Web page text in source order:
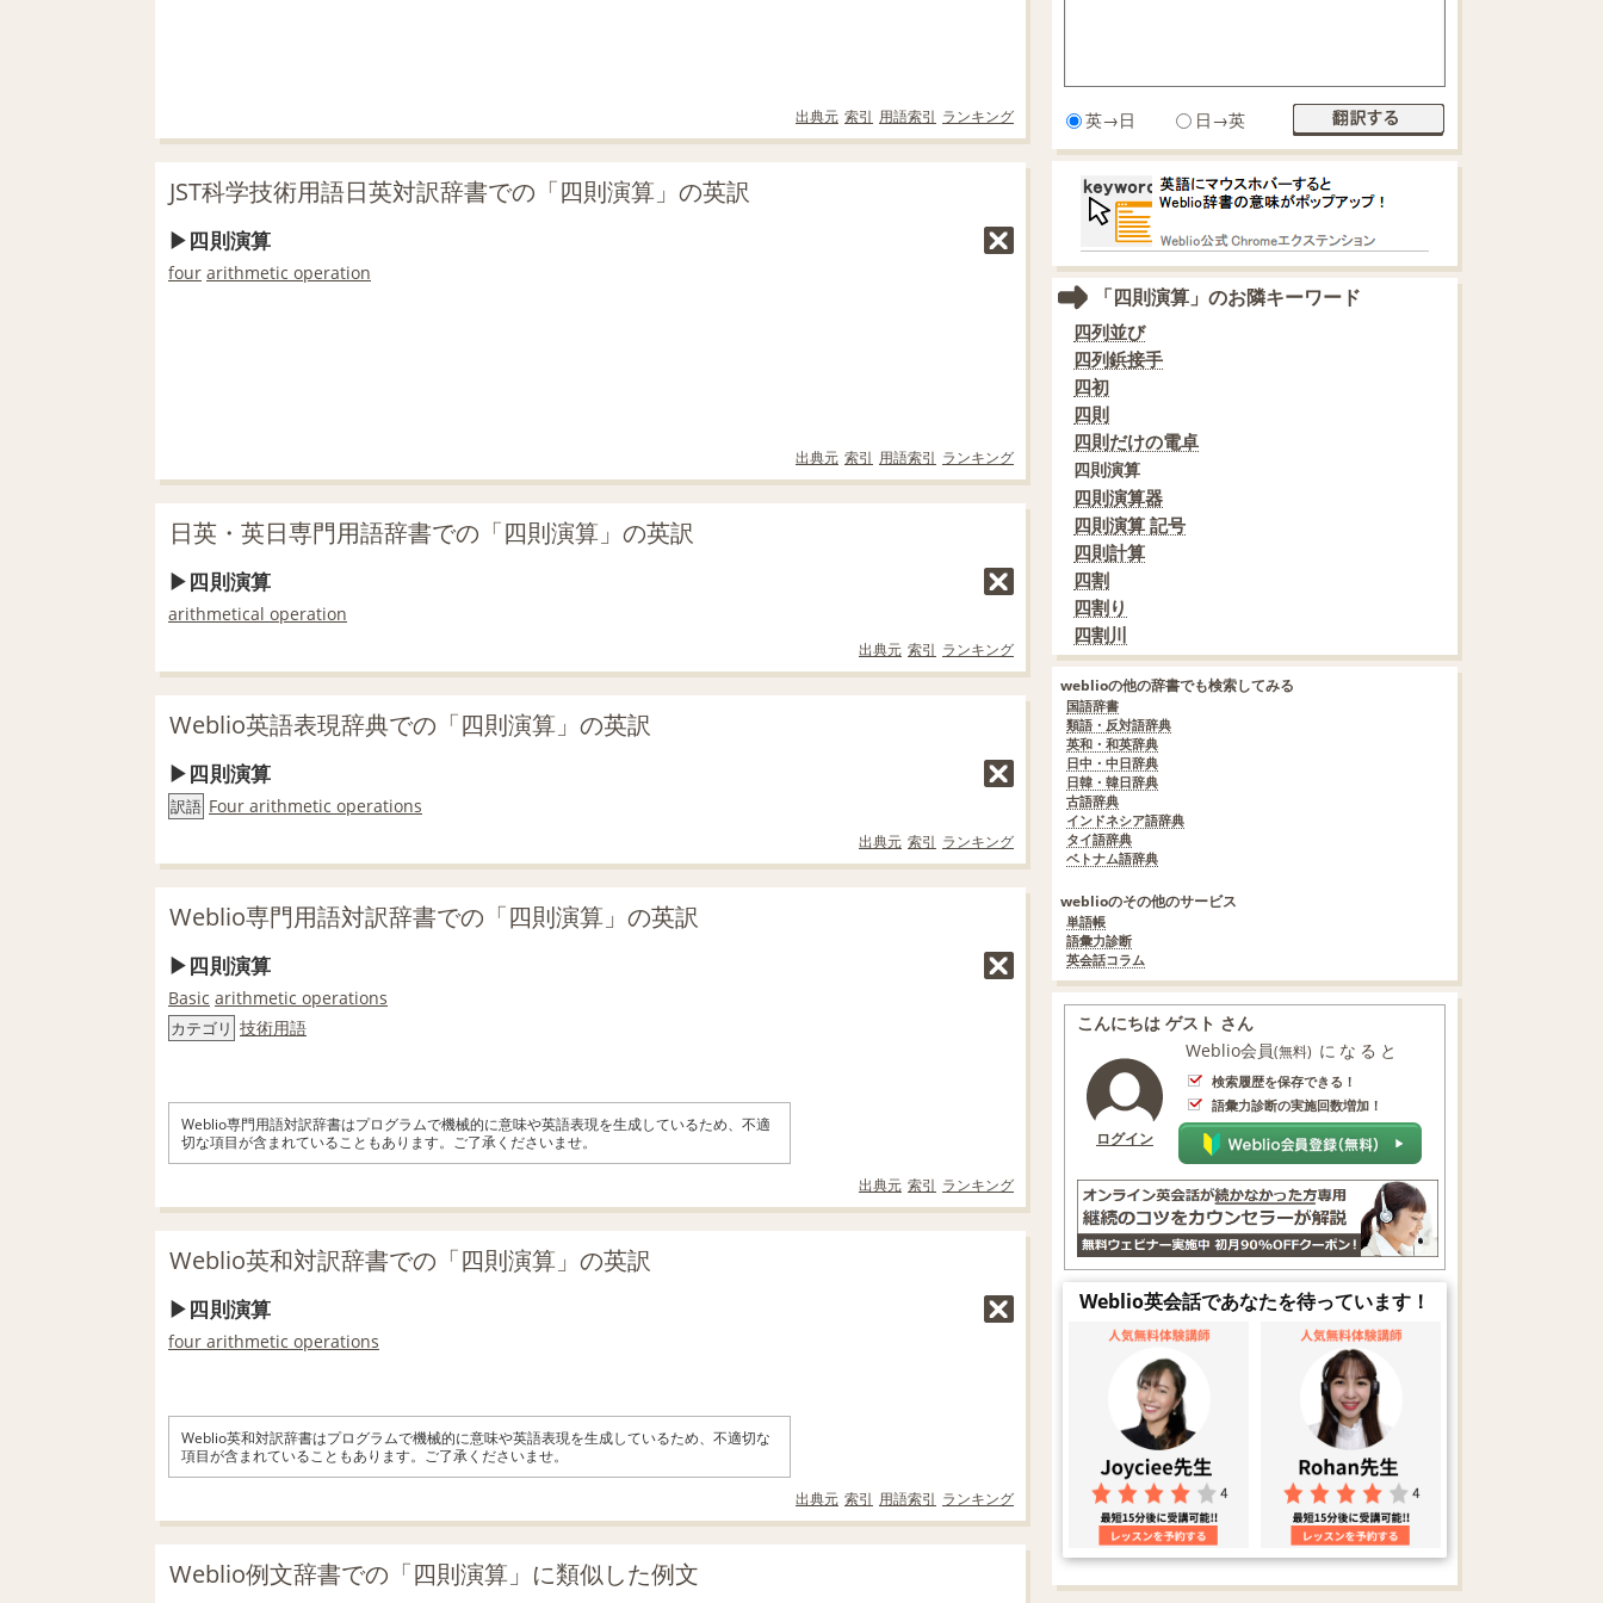
出典元 索引 用語索引 ランキング
JST科学技術用語日英対訳辞書での「四則演算」の英訳
四則演算
four arithmetic operation
出典元 索引 用語索引 ランキング
日英・英日専門用語辞書での「四則演算」の英訳
四則演算
arithmetical operation
出典元 索引 ランキング
Weblio英語表現辞典での「四則演算」の英訳
四則演算
訳語 Four arithmetic operations
出典元 索引 ランキング
Weblio専門用語対訳辞書での「四則演算」の英訳
四則演算
Basic arithmetic operations
カテゴリ 技術用語
Weblio専門用語対訳辞書はプログラムで機械的に意味や英語表現を生成しているため、不適
切な項目が含まれていることもあります。ご了承くださいませ。
出典元 索引 ランキング
Weblio英和対訳辞書での「四則演算」の英訳
四則演算
four arithmetic operations
Weblio英和対訳辞書はプログラムで機械的に意味や英語表現を生成しているため、不適切な
項目が含まれていることもあります。ご了承くださいませ。
出典元 索引 用語索引 ランキング
Weblio例文辞書での「四則演算」に類似した例文
英→日 日→英
「四則演算」のお隣キーワード
四列並び
四列鋲接手
四初
四則
四則だけの電卓
四則演算
四則演算器
四則演算 記号
四則計算
四割
四割り
四割川
weblioの他の辞書でも検索してみる
国語辞書
類語・反対語辞典
英和・和英辞典
日中・中日辞典
日韓・韓日辞典
古語辞典
インドネシア語辞典
タイ語辞典
ベトナム語辞典
weblioのその他のサービス
単語帳
語彙力診断
英会話コラム
こんにちは ゲスト さん
ログイン
Weblio会員(無料) になると
検索履歴を保存できる！
語彙力診断の実施回数増加！
Weblio英会話であなたを待っています！